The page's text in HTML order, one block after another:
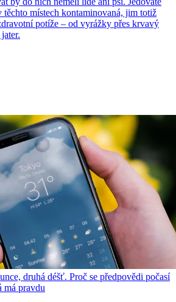
místech kontaminovaná, jim totiž
potíže – od vyrážky přes krvavý
druhá déšť. Proč se předpovědi počasí
má pravdu